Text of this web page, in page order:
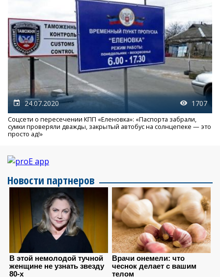
24.07.2020 1707
Соцсети о пересечении КПП «Еленовка»: «Паспорта забрали,
сумки проверяли дважды, закрытый автобус на солнцепеке — это
просто ад!»
Новости партнеров